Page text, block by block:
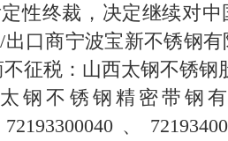
性终裁，决定继续对
口商宁波宝新不锈钢
征税：山西太钢不锈
钢不锈钢精密带钢有
、